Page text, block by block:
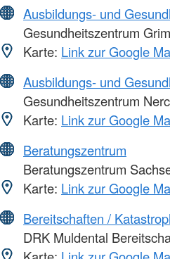
Ausbildungs- und
Gesundheitszentrum
Karte: Link zur Google
Ausbildungs- und
Gesundheitszentrum
Karte: Link zur Google
Beratungszentrum
Beratungszentrum
Karte: Link zur Google
Bereitschaften /
DRK Muldental